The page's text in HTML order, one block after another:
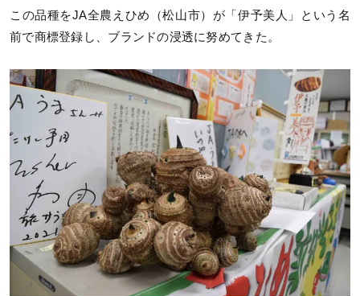
この品種をJA全農えひめ（松山市）が「伊予美人」という名
前で商標登録し、ブランドの浸透に努めてきた。